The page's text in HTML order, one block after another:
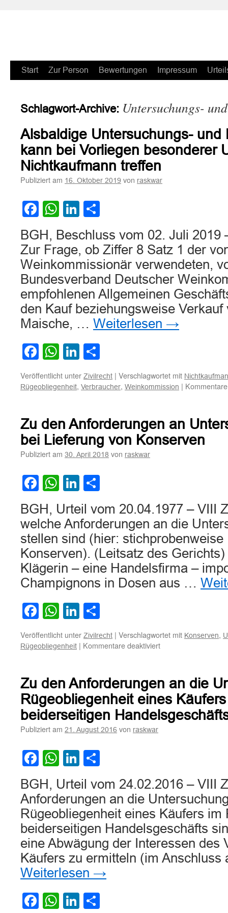
Zum
springen
Start Zur Person Bewertungen Impressum
Schlagwort-Archive: Untersuchungs-
Alsbaldige Untersuchungs- und
kann bei Vorliegen besonderer
Nichtkaufmann treffen
Publiziert am 16. Oktober 2019 von raskwar
Facebook
WhatsApp
LinkedIn
BGH, Beschluss vom 02. Juli 2019
Zur Frage, ob Ziffer 8 Satz 1 der
Weinkommissionär verwendeten,
Bundesverband Deutscher
empfohlenen Allgemeinen
den Kauf beziehungsweise Verkauf
Maische, … Weiterlesen →
Facebook
WhatsApp
LinkedIn
Veröffentlicht unter Zivilrecht | Verschlagwortet mit
Rügeobliegenheit, Verbraucher, Weinkommission |
Zu den Anforderungen an
bei Lieferung von Konserven
Publiziert am 30. April 2018 von raskwar
Facebook
WhatsApp
LinkedIn
BGH, Urteil vom 20.04.1977 – VIII
welche Anforderungen an die
stellen sind (hier:
Konserven). (Leitsatz des
Klägerin – eine Handelsfirma –
Champignons in Dosen aus …
Facebook
WhatsApp
LinkedIn
Veröffentlicht unter Zivilrecht | Verschlagwortet mit Konserven,
Rügeobliegenheit | Kommentare deaktiviertfür
Anforderungen
an
Untersuchungspflicht
bei
Lieferung
von
Zu den Anforderungen an die
Rügeobliegenheit eines
beiderseitigen
Publiziert am 21. August 2016 von raskwar
Facebook
WhatsApp
LinkedIn
BGH, Urteil vom 24.02.2016 – VIII
Anforderungen an die
Rügeobliegenheit eines Käufers im
beiderseitigen Handelsgeschäfts
eine Abwägung der Interessen des
Käufers zu ermitteln (im
Weiterlesen →
Facebook
WhatsApp
LinkedIn